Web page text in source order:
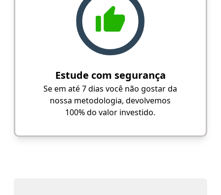
Estude com segurança
Se em até 7 dias você não gostar da
nossa metodologia, devolvemos
100% do valor investido.